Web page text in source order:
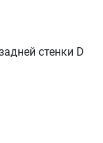
стенки D